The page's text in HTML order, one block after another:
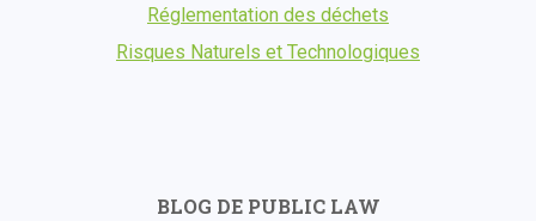
Réglementation des déchets
Risques Naturels et Technologiques
BLOG DE PUBLIC LAW